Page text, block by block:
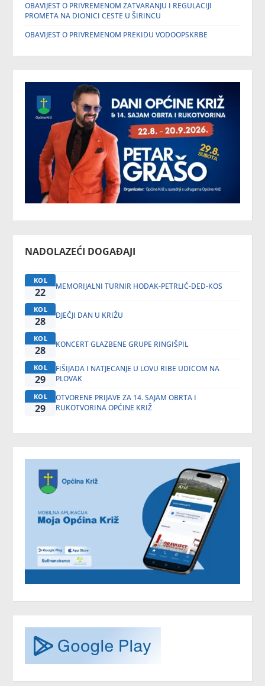
OBAVIJEST O PRIVREMENOM ZATVARANJU I REGULACIJI
PROMETA NA DIONICI CESTE U ŠIRINCU
OBAVIJEST O PRIVREMENOM PREKIDU VODOOPSKRBE
NADOLAZEĆI DOGAĐAJI
KOL
22 MEMORIJALNI TURNIR HODAK-PETRLIĆ-DED-KOS
KOL
28 DJEČJI DAN U KRIŽU
KOL
28 KONCERT GLAZBENE GRUPE RINGIŠPIL
KOL
29
FIŠIJADA I NATJECANJE U LOVU RIBE UDICOM NA
PLOVAK
KOL
29
OTVORENE PRIJAVE ZA 14. SAJAM OBRTA I
RUKOTVORINA OPĆINE KRIŽ